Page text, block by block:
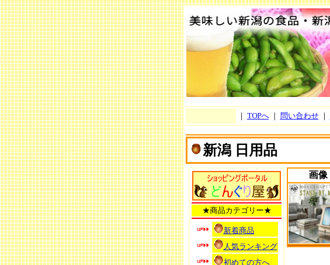
｜ TOPへ｜ 問い合わせ｜
新潟 日用品
★商品カテゴリー★
新着商品
人気ランキング
初めての方へ
画像